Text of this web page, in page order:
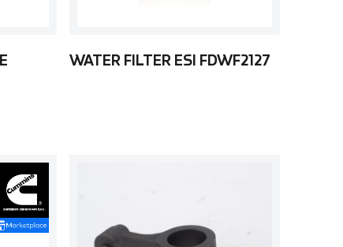
WATER FILTER ESI FDWF2127